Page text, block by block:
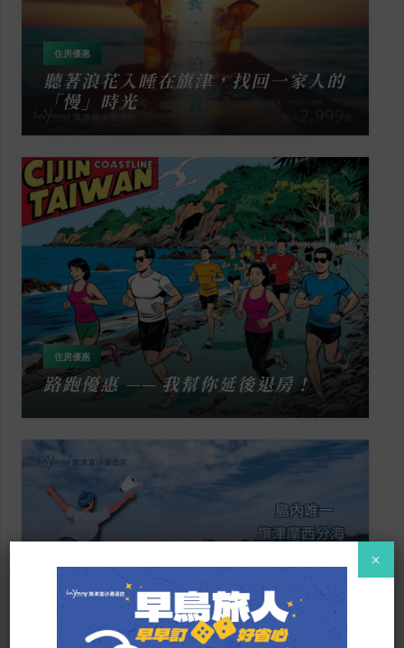
住房優惠
聽著浪花入睡在旗津，找回一家人的
「慢」時光
住房優惠
路跑優惠 —— 我幫你延後退房！
島內唯一摩西分海 天天出發，體驗
奇蹟時刻！
×